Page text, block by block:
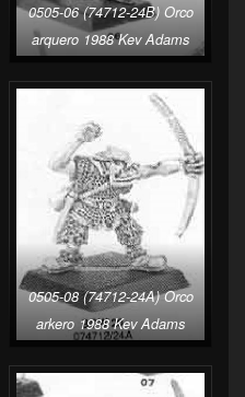
0505-06 (74712-24B) Orco
arquero 1988 Kev Adams
0505-08 (74712-24A) Orco
arkero 1988 Kev Adams